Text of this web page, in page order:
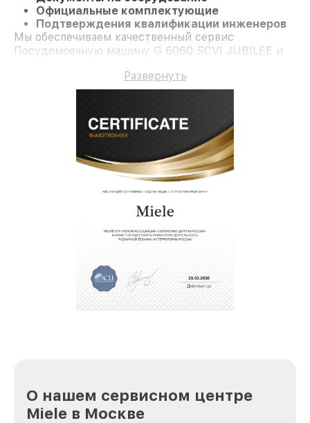
Официальные комплектующие
Подтверждения квалификации инженеров
Мы обеспечиваем качественный сервис
Посудомоечную машину G 6060 SCVI JUBILEE и
Развернуть
О нашем сервисном центре
Miele в Москве